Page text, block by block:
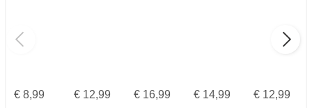
€8,99 €12,99 € 16,99 € 14,99 € 12,99